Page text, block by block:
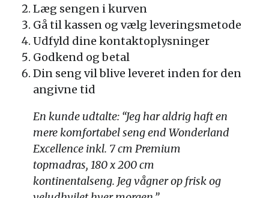
Læg sengen i kurven
Gå til kassen og vælg leveringsmetode
Udfyld dine kontaktoplysninger
Godkend og betal
Din seng vil blive leveret inden for den
angivne tid
En kunde udtalte: “Jeg har aldrig haft en
mere komfortabel seng end Wonderland
Excellence inkl. 7 cm Premium
topmadras, 180 x 200 cm
kontinentalseng. Jeg vågner op frisk og